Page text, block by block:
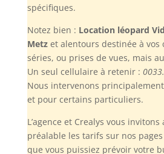
spécifiques.
Notez bien : Location léopard
Metzet alentours destinée à vos
séries, ou prises de vues, mais
Un seul cellulaire à retenir :
Nous intervenons
et pour certains particuliers.
L’agence et Crealys vous
préalable les tarifs sur nos
que vous puissiez prévoir votre